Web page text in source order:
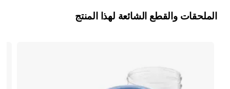
الملحقات والقطع الشائعة لهذا المنتج